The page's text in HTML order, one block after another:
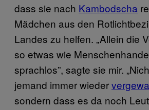
dass sie nach Kambodscha
Mädchen aus den
Landes zu helfen. „Allein die
so etwas wie
sprachlos”, sagte sie mir.
jemand immer wieder
sondern dass es da noch